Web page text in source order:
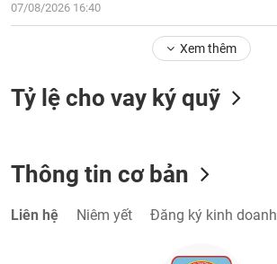
07/08/2026 16:40
Xem thêm
Tỷ lệ cho vay ký quỹ
Thông tin cơ bản
Liên hệ Niêm yết Đăng ký kinh doanh